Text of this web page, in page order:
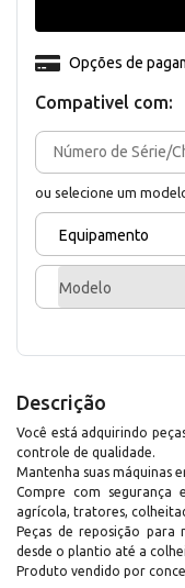
Compativel com:
ou selecione um
Equipamento
Modelo
Opções de
Descrição
Você está adquirindo
controle de qualidade.
Mantenha suas máquinas
Compre com segurança
agrícola, tratores,
Peças de reposição
desde o plantio até a
Produto vendido por